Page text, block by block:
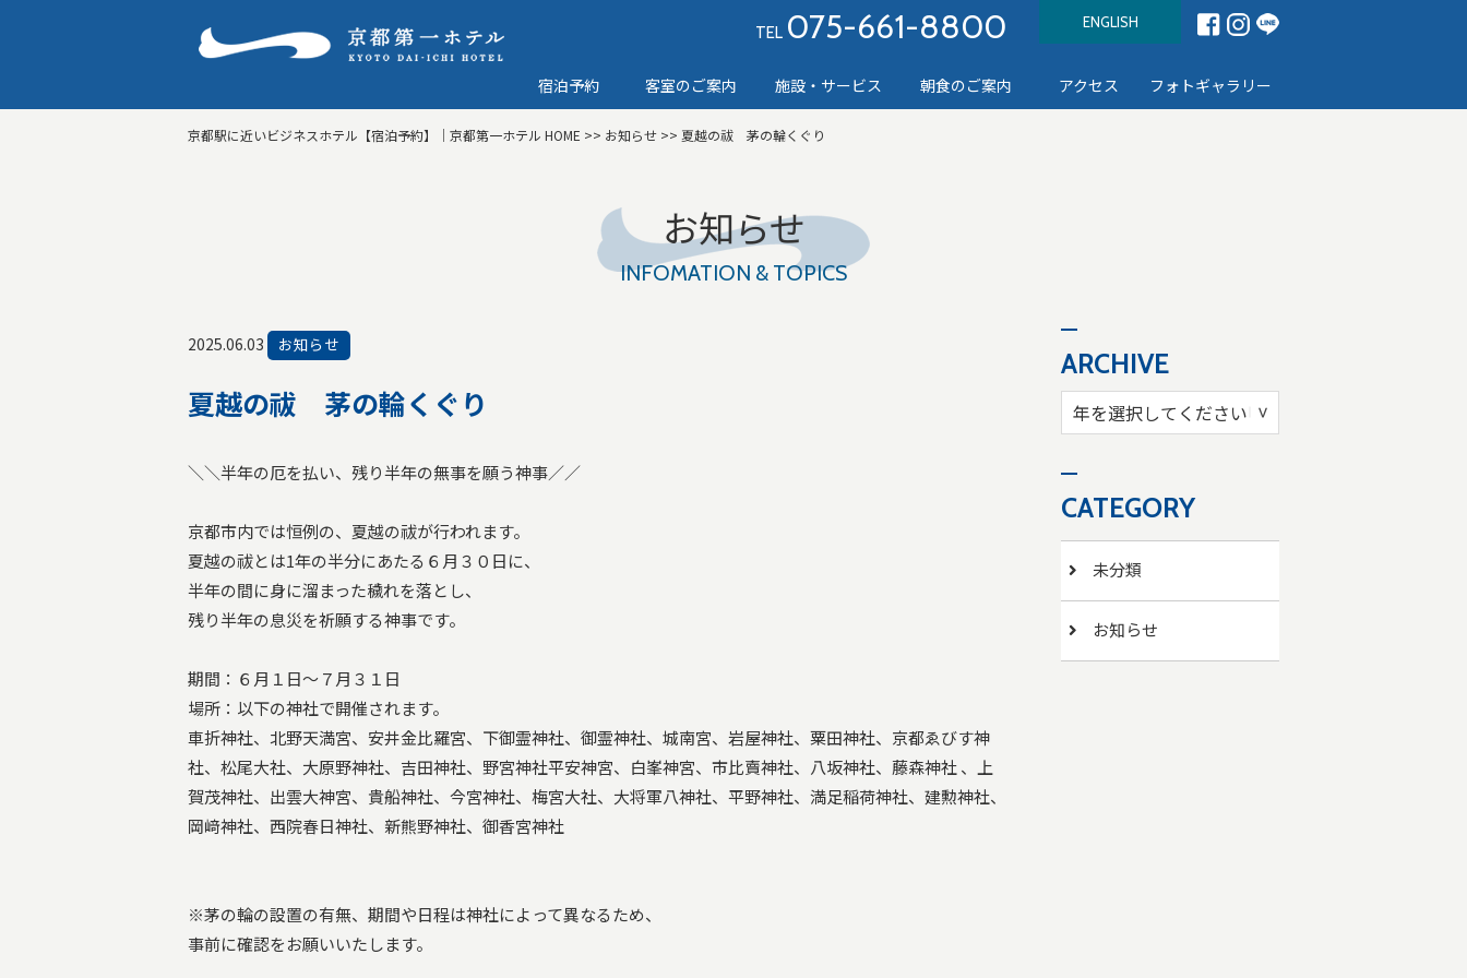
ENGLISH
TEL 075-661-8800
宿泊予約 客室のご案内 施設・サービス 朝食のご案内 アクセス フォトギャラリー
京都駅に近いビジネスホテル【宿泊予約】｜京都第一ホテル HOME >> お知らせ >> 夏越の祓 茅の輪くぐり
お知らせ
INFOMATION & TOPICS
2025.06.03 お知らせ
夏越の祓 茅の輪くぐり
＼＼半年の厄を払い、残り半年の無事を願う神事／／
京都市内では恒例の、夏越の祓が行われます。
夏越の祓とは1年の半分にあたる６月３０日に、
半年の間に身に溜まった穢れを落とし、
残り半年の息災を祈願する神事です。
期間：６月１日～７月３１日
場所：以下の神社で開催されます。
車折神社、北野天満宮、安井金比羅宮、下御霊神社、御霊神社、城南宮、岩屋神社、粟田神社、京都ゑびす神
社、松尾大社、大原野神社、吉田神社、野宮神社平安神宮、白峯神宮、市比賣神社、八坂神社、藤森神社 、上
賀茂神社、出雲大神宮、貴船神社、今宮神社、梅宮大社、大将軍八神社、平野神社、満足稲荷神社、建勲神社、
岡﨑神社、西院春日神社、新熊野神社、御香宮神社
※茅の輪の設置の有無、期間や日程は神社によって異なるため、
事前に確認をお願いいたします。
ARCHIVE
CATEGORY
未分類
お知らせ